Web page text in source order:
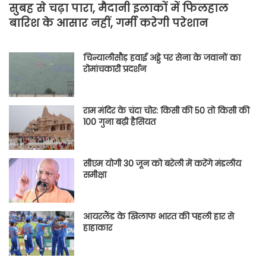
सुबह से चढ़ा पारा, मैदानी इलाकों में फिलहाल
बारिश के आसार नहीं, गर्मी करेगी परेशान
चिन्यालीसौड़ हवाई अड्डे पर सेना के जवानों का
रोमांचकारी प्रदर्शन
राम मंदिर के चंदा चोर: किसी की 50 तो किसी की
100 गुना बढ़ी हैसियत
सीएम योगी 30 जून को बरेली में करेंगे मंडलीय
समीक्षा
आयरलैंड के खिलाफ भारत की पहली हार से
हाहाकार